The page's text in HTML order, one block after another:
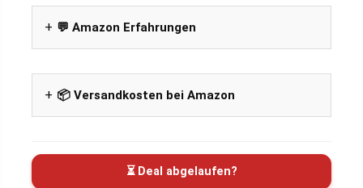
💬 Amazon Erfahrungen
📦 Versandkosten bei Amazon
⏳ Deal abgelaufen?